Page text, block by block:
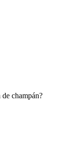
champán?